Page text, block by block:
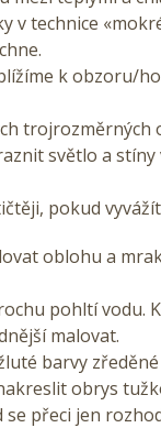
v technice
k obzoru/
světlo a
pokud
oblohu a
pohltí vodu.
malovat.
barvy
obrys
přeci jen